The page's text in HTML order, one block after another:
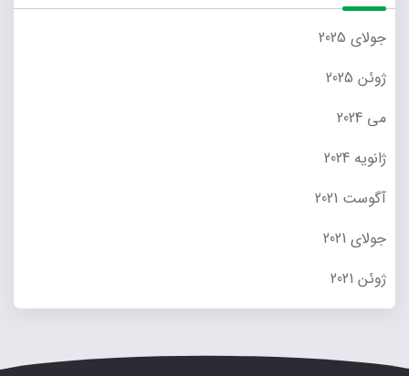
جولای 2025
ژوئن 2025
می 2024
ژانویه 2024
آگوست 2021
جولای 2021
ژوئن 2021